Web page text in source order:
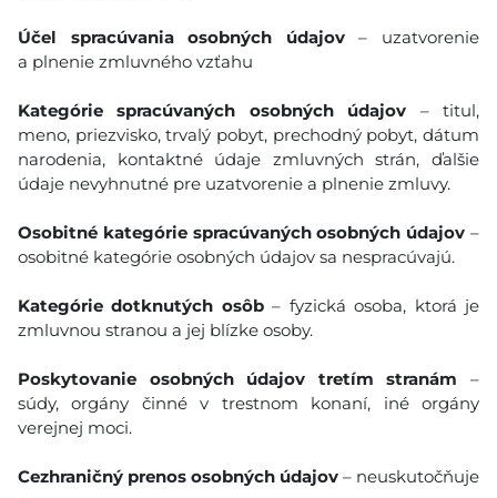
Účel spracúvania osobných údajov– uzatvorenie
a plnenie zmluvného vzťahu
Kategórie spracúvaných osobných údajov – titul,
meno, priezvisko, trvalý pobyt, prechodný pobyt, dátum
narodenia, kontaktné údaje zmluvných strán, ďalšie
údaje nevyhnutné pre uzatvorenie a plnenie zmluvy.
Osobitné kategórie spracúvaných osobných údajov –
osobitné kategórie osobných údajov sa nespracúvajú.
Kategórie dotknutých osôb– fyzická osoba, ktorá je
zmluvnou stranou a jej blízke osoby.
Poskytovanie osobných údajov tretím stranám –
súdy, orgány činné v trestnom konaní, iné orgány
verejnej moci.
Cezhraničný prenos osobných údajov – neuskutočňuje